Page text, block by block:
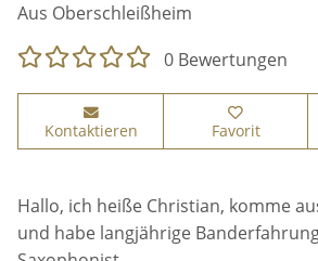
Aus Oberschleißheim
0 Bewertungen
Kontaktieren Favorit
Hallo, ich heiße Christian, komme
und habe langjährige